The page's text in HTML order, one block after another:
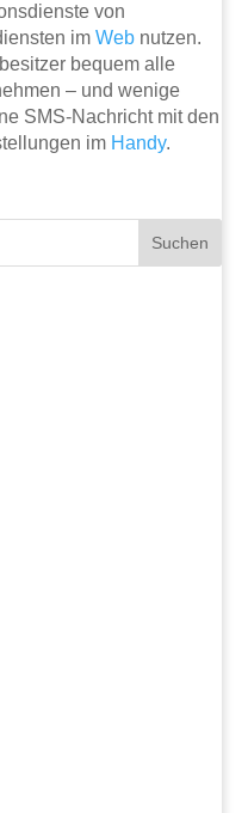
von
imWeb nutzen.
bequem alle
– und wenige
SMS-Nachricht mit den
im Handy.